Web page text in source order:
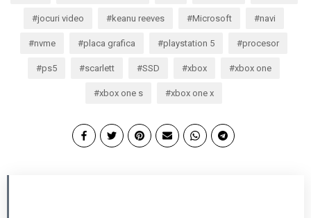
jocuri video keanu reeves Microsoft navi
nvme placa grafica playstation 5 procesor
ps5 scarlett SSD xbox xbox one
xbox one s xbox one x